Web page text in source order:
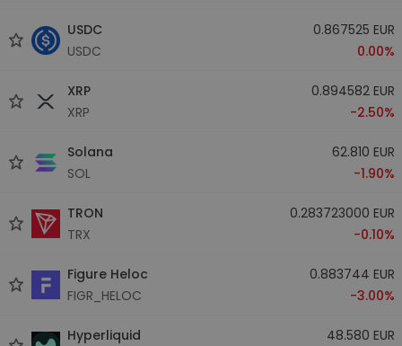
USDC
USDC
0.867525 EUR
0.00%
XRP
XRP
0.894582 EUR
-2.50%
Solana
SOL
62.810 EUR
-1.90%
TRON
TRX
0.283723000 EUR
-0.10%
Figure Heloc
FIGR_HELOC
0.883744 EUR
-3.00%
Hyperliquid
48.580 EUR